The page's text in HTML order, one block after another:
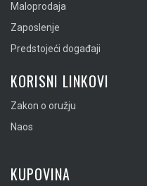
Maloprodaja
Zaposlenje
Predstojeći događaji
KORISNI LINKOVI
Zakon o oružju
Naos
KUPOVINA